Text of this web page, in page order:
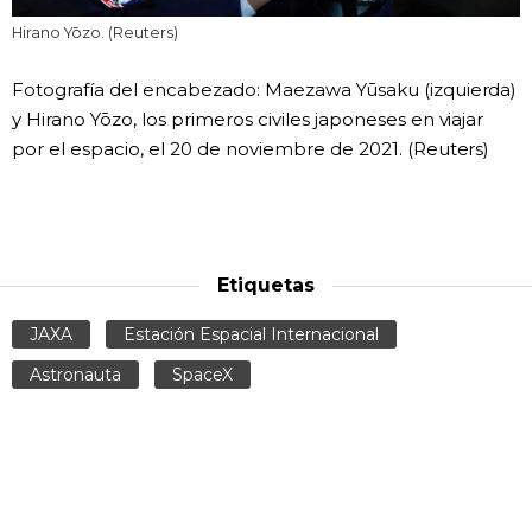
Hirano Yōzo. (Reuters)
Fotografía del encabezado: Maezawa Yūsaku (izquierda)
y Hirano Yōzo, los primeros civiles japoneses en viajar
por el espacio, el 20 de noviembre de 2021. (Reuters)
Etiquetas
JAXA
Estación Espacial Internacional
Astronauta
SpaceX